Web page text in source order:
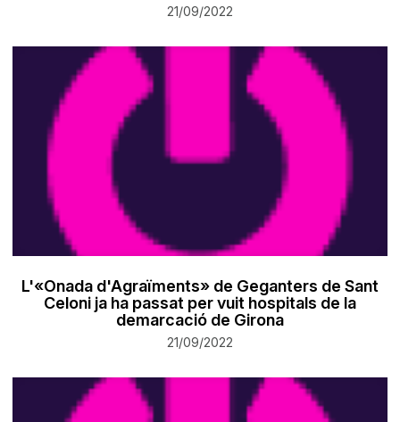
21/09/2022
L'«Onada d'Agraïments» de Geganters de Sant
Celoni ja ha passat per vuit hospitals de la
demarcació de Girona
21/09/2022